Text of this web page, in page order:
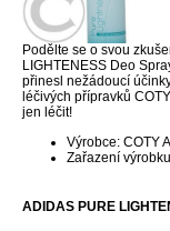
Podělte se o svou
LIGHTENESS Deo
přinesl nežádoucí
léčivých přípravků
jen léčit!
Výrobce: COTY
Zařazení
ADIDAS PURE